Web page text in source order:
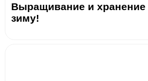
Выращивание и
зиму!